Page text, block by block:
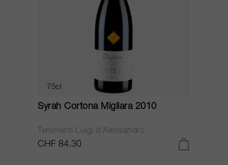
75cl
Syrah Cortona Migliara 2010
Tenimenti Luigi d'Alessandro
CHF 84.30